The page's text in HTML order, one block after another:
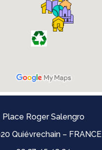
Place Roger Salengro
Quiévrechain – FRANCE